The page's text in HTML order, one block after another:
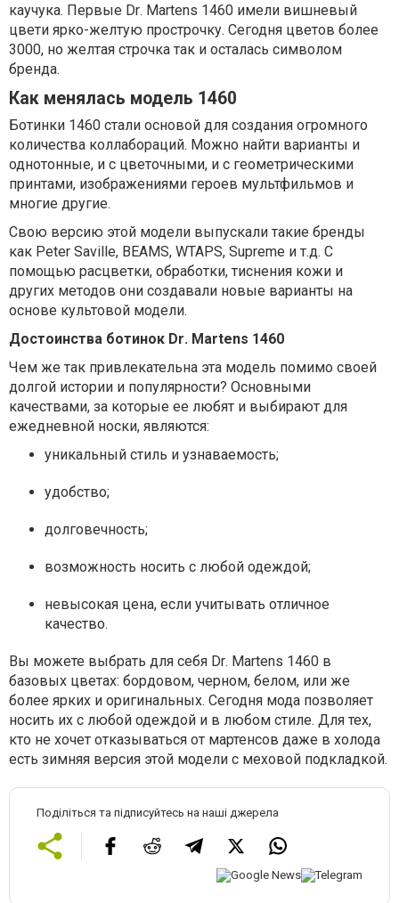
каучука. Первые Dr. Martens 1460 имели вишневый
цвети ярко-желтую прострочку. Сегодня цветов более
3000, но желтая строчка так и осталась символом
бренда.
Как менялась модель 1460
Ботинки 1460 стали основой для создания огромного
количества коллабораций. Можно найти варианты и
однотонные, и с цветочными, и с геометрическими
принтами, изображениями героев мультфильмов и
многие другие.
Свою версию этой модели выпускали такие бренды
как Peter Saville, BEAMS, WTAPS, Supreme и т.д. С
помощью расцветки, обработки, тиснения кожи и
других методов они создавали новые варианты на
основе культовой модели.
Достоинства ботинок Dr. Martens 1460
Чем же так привлекательна эта модель помимо своей
долгой истории и популярности? Основными
качествами, за которые ее любят и выбирают для
ежедневной носки, являются:
уникальный стиль и узнаваемость;
удобство;
долговечность;
возможность носить с любой одеждой;
невысокая цена, если учитывать отличное
качество.
Вы можете выбрать для себя Dr. Martens 1460 в
базовых цветах: бордовом, черном, белом, или же
более ярких и оригинальных. Сегодня мода позволяет
носить их с любой одеждой и в любом стиле. Для тех,
кто не хочет отказываться от мартенсов даже в холода
есть зимняя версия этой модели с меховой подкладкой.
Поділіться та підписуйтесь на наші джерела